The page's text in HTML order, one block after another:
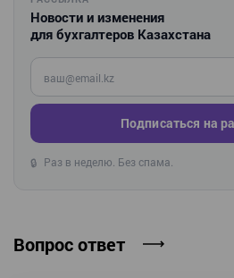
Новости и изменения
для бухгалтеров Казахстана
Введите ваш e-mail
Подписаться на
🔒 Раз в неделю. Без спама.
Вопрос ответ